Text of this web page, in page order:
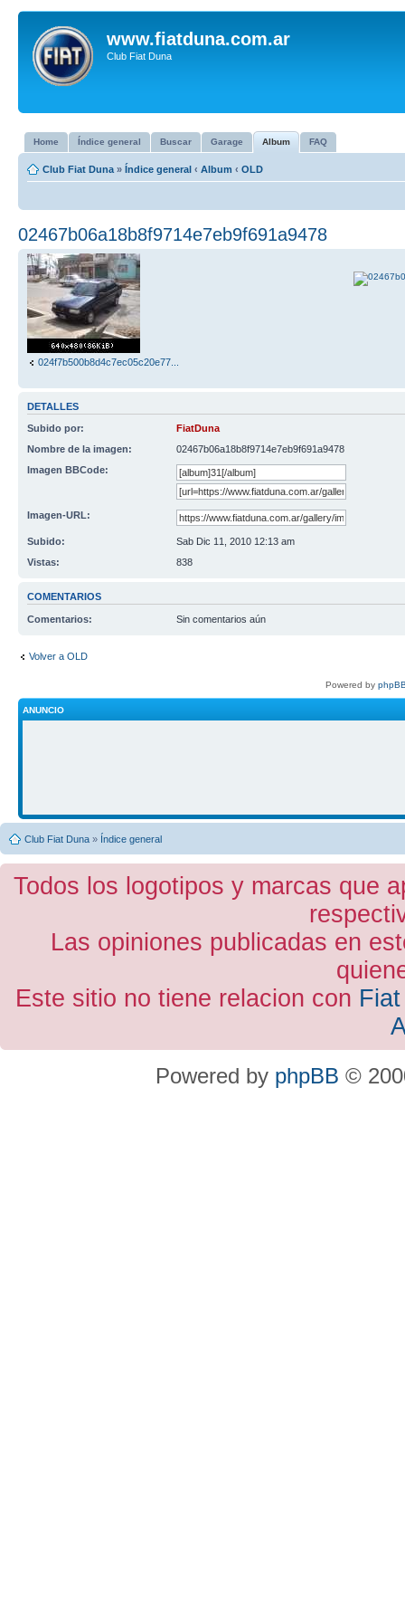
www.fiatduna.com.ar
Club Fiat Duna
Home Índice general Buscar Garage Album FAQ
Club Fiat Duna » Índice general ‹ Album ‹ OLD
02467b06a18b8f9714e7eb9f691a9478
024f7b500b8d4c7ec05c20e77...
DETALLES
Subido por:
FiatDuna
Nombre de la imagen:
02467b06a18b8f9714e7eb9f691a9478
Imagen BBCode:
Imagen-URL:
Subido:
Sab Dic 11, 2010 12:13 am
Vistas:
838
COMENTARIOS
Comentarios: Sin comentarios aún
Volver a OLD
Powered by
ANUNCIO
Club Fiat Duna » Índice general
Todos los logotipos y marcas que
Las opiniones publicadas en
Este sitio no tiene relacion con
Powered by phpBB ©